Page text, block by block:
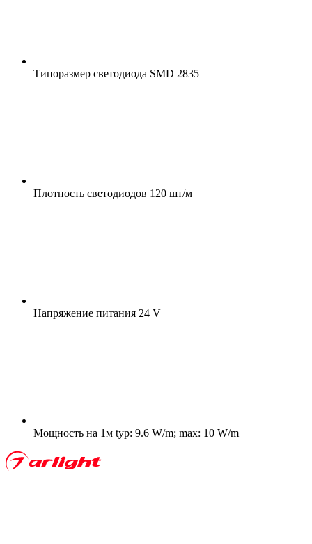
Типоразмер светодиода SMD 2835
Плотность светодиодов 120 шт/м
Напряжение питания 24 V
Мощность на 1м typ: 9.6 W/m; max: 10 W/m